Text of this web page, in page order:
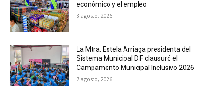
económico y el empleo
8 agosto, 2026
La Mtra. Estela Arriaga presidenta del
Sistema Municipal DIF clausuró el
Campamento Municipal Inclusivo 2026
7 agosto, 2026